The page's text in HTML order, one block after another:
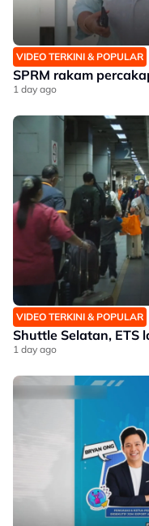
VIDEO TERKINI & POPULAR
SPRM rakam
1 day ago
VIDEO TERKINI & POPULAR
Shuttle Selatan, ETS
1 day ago